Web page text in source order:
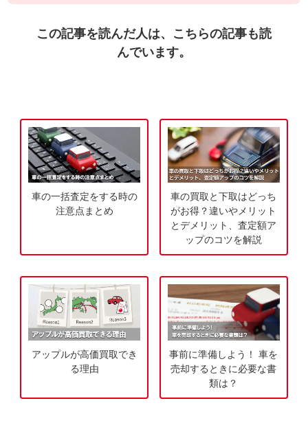
今
込
み
料
お
気
この記事を読んだ人は、こちらの記事も読
んでいます。
車の一括査定をする時の
注意点まとめ
車の買取と下取はどっち
がお得？違いやメリット
とデメリット、査定額ア
ップのコツを解説
アップルが高価買取でき
る理由
事前に準備しよう！ 車を
売却するときに必要な書
類は？